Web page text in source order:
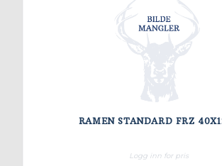
RAMEN STANDARD FRZ
Logg inn for pris